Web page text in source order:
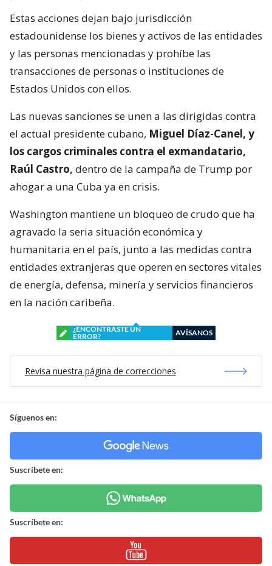
Estas acciones dejan bajo jurisdicción
estadounidense los bienes y activos de las entidades
y las personas mencionadas y prohíbe las
transacciones de personas o instituciones de
Estados Unidos con ellos.
Las nuevas sanciones se unen a las dirigidas contra
el actual presidente cubano, Miguel Díaz-Canel, y
los cargos criminales contra el exmandatario,
Raúl Castro, dentro de la campaña de Trump por
ahogar a una Cuba ya en crisis.
Washington mantiene un bloqueo de crudo que ha
agravado la seria situación económica y
humanitaria en el país, junto a las medidas contra
entidades extranjeras que operen en sectores vitales
de energía, defensa, minería y servicios financieros
en la nación caribeña.
¿ENCONTRASTE UN
ERROR?
AVÍSANOS
Revisa nuestra página de correcciones
Síguenos en:
Suscríbete en:
Suscríbete en: